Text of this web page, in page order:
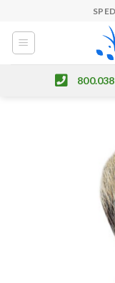
content